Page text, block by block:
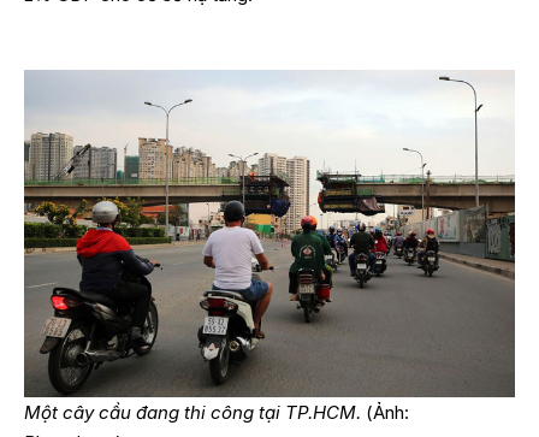
Một cây cầu đang thi công tại TP.HCM. (Ảnh: